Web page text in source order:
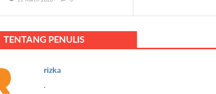
TENTANG PENULIS
rizka
.